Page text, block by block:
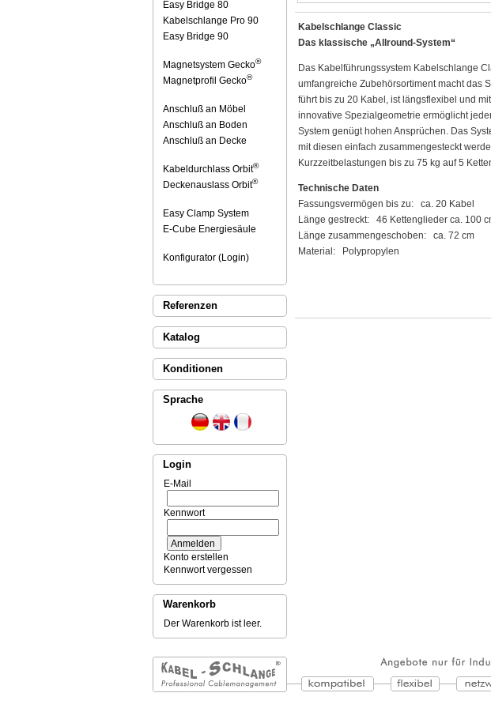
Easy Bridge 80
Kabelschlange Pro 90
Easy Bridge 90
Magnetsystem Gecko®
Magnetprofil Gecko®
Anschluß an Möbel
Anschluß an Boden
Anschluß an Decke
Kabeldurchlass Orbit®
Deckenauslass Orbit®
Easy Clamp System
E-Cube Energiesäule
Konfigurator (Login)
Referenzen
Katalog
Konditionen
Sprache
Login
E-Mail
Kennwort
Konto erstellen
Kennwort vergessen
Warenkorb
Der Warenkorb ist leer.
Kabelschlange Classic
Das klassische „Allround-System“
Das Kabelführungssystem Kabelschlange
umfangreiche Zubehörsortiment macht das
führt bis zu 20 Kabel, ist längsflexibel und
innovative Spezialgeometrie ermöglicht
System genügt hohen Ansprüchen. Das
mit diesen einfach zusammengesteckt
Kurzzeitbelastungen bis zu 75 kg auf 5
Technische Daten
Fassungsvermögen bis zu: ca. 20 Kabel
Länge gestreckt: 46 Kettenglieder ca. 100
Länge zusammengeschoben: ca. 72 cm
Material: Polypropylen